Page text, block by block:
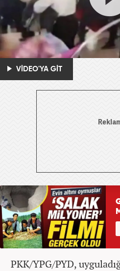
VİDEO'YA GİT
PKK/YPG/PYD,